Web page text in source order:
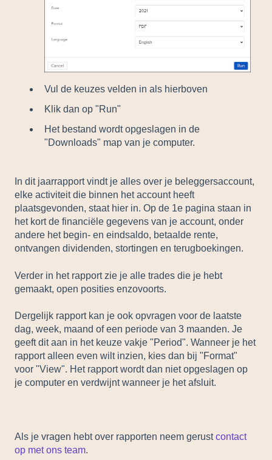
Vul de keuzes velden in als hierboven
Klik dan op "Run"
Het bestand wordt opgeslagen in de
"Downloads" map van je computer.
In dit jaarrapport vindt je alles over je beleggersaccount,
elke activiteit die binnen het account heeft
plaatsgevonden, staat hier in. Op de 1e pagina staan in
het kort de financiële gegevens van je account, onder
andere het begin- en eindsaldo, betaalde rente,
ontvangen dividenden, stortingen en terugboekingen.
Verder in het rapport zie je alle trades die je hebt
gemaakt, open posities enzovoorts.
Dergelijk rapport kan je ook opvragen voor de laatste
dag, week, maand of een periode van 3 maanden. Je
geeft dit aan in het keuze vakje "Period". Wanneer je het
rapport alleen even wilt inzien, kies dan bij "Format"
voor "View". Het rapport wordt dan niet opgeslagen op
je computer en verdwijnt wanneer je het afsluit.
Als je vragen hebt over rapporten neem gerustcontact
op met ons team.